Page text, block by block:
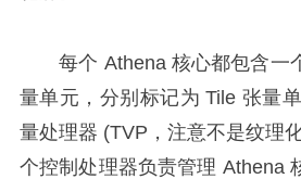
每个 Athena 核心都包含一
量单元，分别标记为 Tile 张量
量处理器 (TVP，注意不是纹理
个控制处理器负责管理 Athena